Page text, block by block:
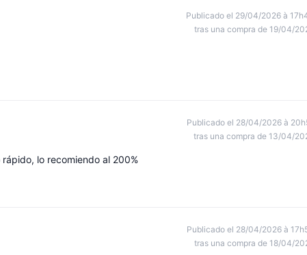
Publicado el 29/04/2026 à
tras una compra de 19/04/
Publicado el 28/04/2026 à
tras una compra de 13/04/
lo recomiendo al 200%
Publicado el 28/04/2026 à
tras una compra de 18/04/